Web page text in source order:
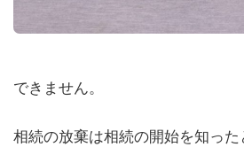
できません。
相続の放棄は相続の開始を知っ